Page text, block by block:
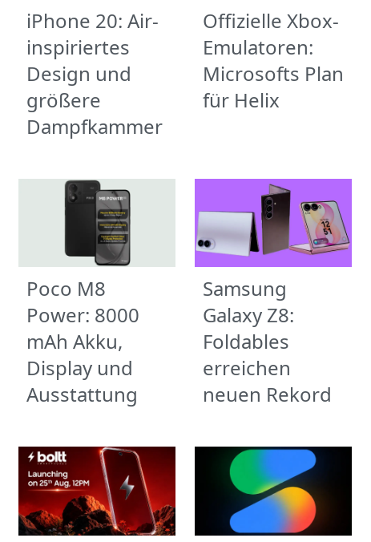
iPhone 20: Air-
inspiriertes
Design und
größere
Dampfkammer
Offizielle Xbox-
Emulatoren:
Microsofts Plan
für Helix
Poco M8
Power: 8000
mAh Akku,
Display und
Ausstattung
Samsung
Galaxy Z8:
Foldables
erreichen
neuen Rekord